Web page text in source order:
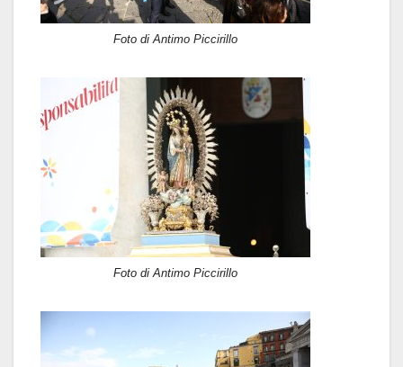
Foto di Antimo Piccirillo
Foto di Antimo Piccirillo